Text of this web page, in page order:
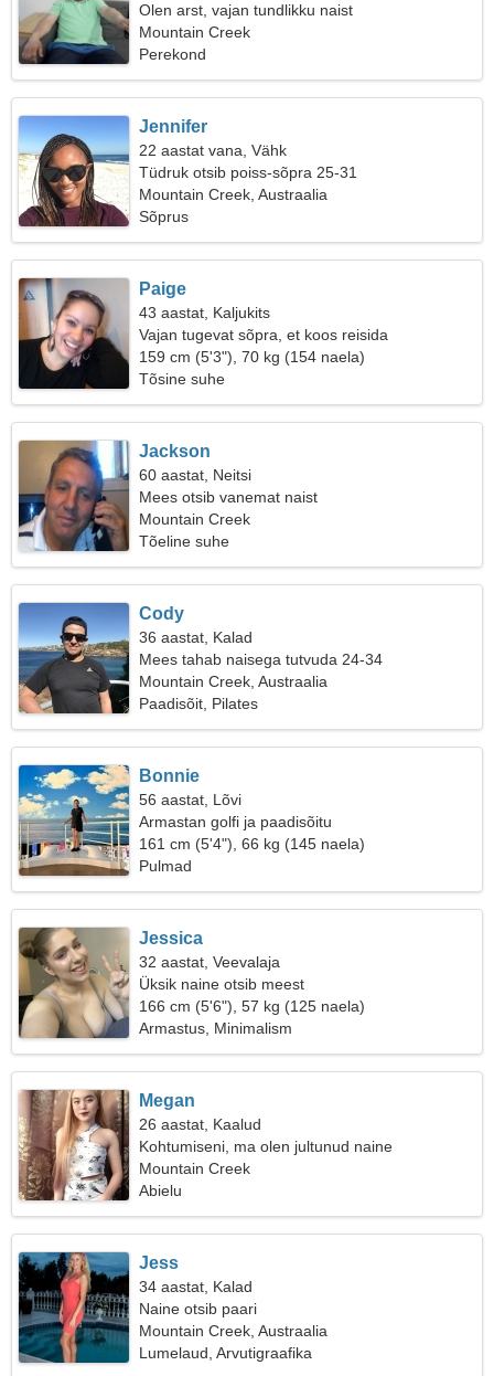
Olen arst, vajan tundlikku naist
Mountain Creek
Perekond
Jennifer
22 aastat vana, Vähk
Tüdruk otsib poiss-sõpra 25-31
Mountain Creek, Austraalia
Sõprus
Paige
43 aastat, Kaljukits
Vajan tugevat sõpra, et koos reisida
159 cm (5'3"), 70 kg (154 naela)
Tõsine suhe
Jackson
60 aastat, Neitsi
Mees otsib vanemat naist
Mountain Creek
Tõeline suhe
Cody
36 aastat, Kalad
Mees tahab naisega tutvuda 24-34
Mountain Creek, Austraalia
Paadisõit, Pilates
Bonnie
56 aastat, Lõvi
Armastan golfi ja paadisõitu
161 cm (5'4"), 66 kg (145 naela)
Pulmad
Jessica
32 aastat, Veevalaja
Üksik naine otsib meest
166 cm (5'6"), 57 kg (125 naela)
Armastus, Minimalism
Megan
26 aastat, Kaalud
Kohtumiseni, ma olen jultunud naine
Mountain Creek
Abielu
Jess
34 aastat, Kalad
Naine otsib paari
Mountain Creek, Austraalia
Lumelaud, Arvutigraafika